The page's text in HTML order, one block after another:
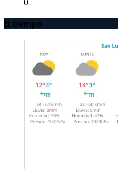
0
El tiempo